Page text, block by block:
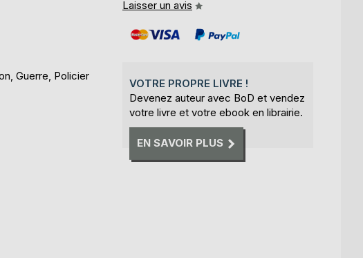
Guerre, Policier
Laisser un avis
VOTRE PROPRE LIVRE !
Devenez auteur avec BoD et vendez
votre livre et votre ebook en librairie.
EN SAVOIR PLUS